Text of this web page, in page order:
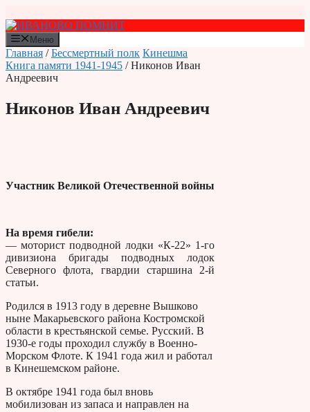
к
содержимому
Меню
Главная /Бессмертный полк Кинешма
Книга памяти 1941-1945 / Никонов Иван
Андреевич
Никонов Иван Андреевич
Участник Великой Отечественной войны
На время гибели:
— моторист подводной лодки «К-22» 1-го
дивизиона бригады подводных лодок
Северного флота, гвардии старшина 2-й
статьи.
Родился в 1913 году в деревне Вышково
ныне Макарьевского района Костромской
области в крестьянской семье. Русский. В
1930-е годы проходил службу в Военно-
Морском Флоте. К 1941 года жил и работал
в Кинешемском районе.
В октябре 1941 года был вновь
мобилизован из запаса и направлен на